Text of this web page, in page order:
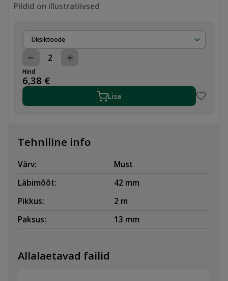
Pildid on illustratiivsed
Üksiktoode
ISOLATSIOON
MUST
13
x
2m
Hind
6,38 €
Lisa
Tehniline info
Värv:
Must
Läbimõõt:
42 mm
Pikkus:
2 m
Paksus:
13 mm
Allalaetavad failid